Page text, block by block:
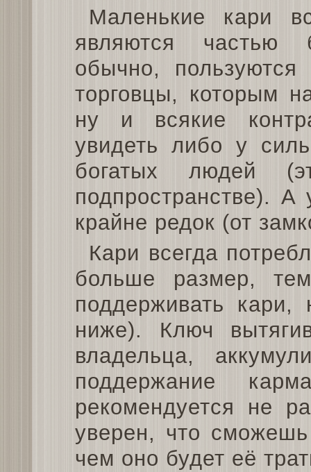
Маленькие кари
являются частью
обычно, пользуются
торговцы, которым
ну и всякие
увидеть либо у
богатых людей
подпространстве).
крайне редок (от
Кари всегда
больше размер,
поддерживать
ниже). Ключ
владельца,
поддержание
рекомендуется не
уверен, что
чем оно будет её